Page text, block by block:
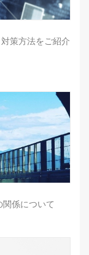
策方法をご紹介
関係について